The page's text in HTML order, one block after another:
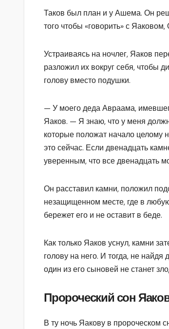
Таков был план и у Ашема. Он
того чтобы «говорить» с
Устраиваясь на ночлег, Яаков
разложил их вокруг себя, чтобы
голову вместо подушки.
— У моего деда Авраама,
Яаков. — Я знаю, что у меня
которые положат начало целому
это сейчас. Если двенадцать
уверенным, что все двенадцать
Он расставил камни, положил
незащищенном месте, где в
бережет его и не оставит в беде.
Как только Яаков уснул, камни
голову на него. И тогда, не
один из его сыновей не станет
Пророческий сон
В ту ночь Яакову в пророческом